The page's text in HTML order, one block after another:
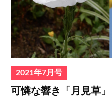
2021年7月号
可憐な響き「月見草